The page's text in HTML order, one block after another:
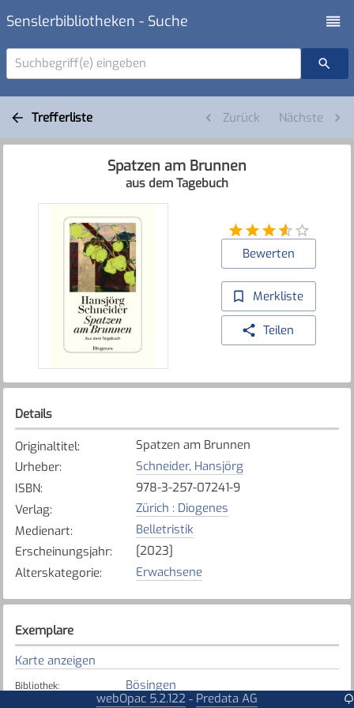
Senslerbibliotheken - Suche
Suchbegriff(e) eingeben
Trefferliste Zurück Nächste
Spatzen am Brunnen
aus dem Tagebuch
Bewerten
Merkliste
Teilen
Details
Originaltitel:
Spatzen am Brunnen
Urheber:
Schneider, Hansjörg
ISBN:
978-3-257-07241-9
Verlag:
Zürich : Diogenes
Medienart:
Belletristik
Erscheinungsjahr:
[2023]
Alterskategorie: Erwachsene
Exemplare
Karte anzeigen
Bibliothek: Bösingen
Verfügbar
webOpac 5.2.122 - Predata AG